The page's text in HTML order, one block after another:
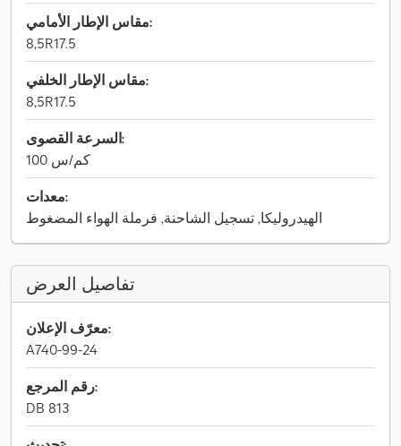
مقاس الإطار الأمامي:
8,5R17.5
مقاس الإطار الخلفي:
8,5R17.5
السرعة القصوى:
100 كم/س
معدات:
الهيدروليكا, تسجيل الشاحنة, فرملة الهواء المضغوط
تفاصيل العرض
معرّف الإعلان:
A740-99-24
رقم المرجع:
DB 813